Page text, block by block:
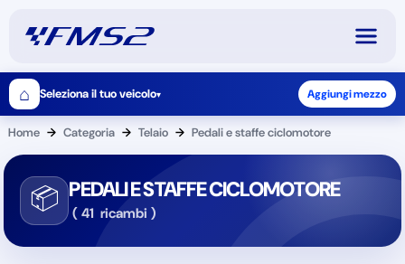
⌂ Seleziona il tuo veicolo▾ Aggiungi mezzo
Home → Categoria → Telaio → Pedali e staffe ciclomotore
📦 PEDALI E STAFFE CICLOMOTORE
( 41 ricambi )